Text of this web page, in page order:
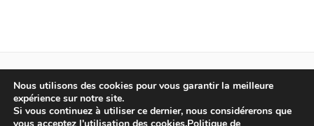
ECOBEL sprl © 2015
Sentier du train n°1, 1390 Grez-Doiceau • Tél : +32 (0)10/88 10 25 • Fax :
Nous utilisons des cookies pour vous garantir la meilleure
expérience sur notre site.
Si vous continuez à utiliser ce dernier, nous considérerons que